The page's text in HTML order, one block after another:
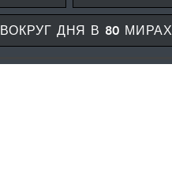
ВОКРУГ ДНЯ В 80 МИРАХ